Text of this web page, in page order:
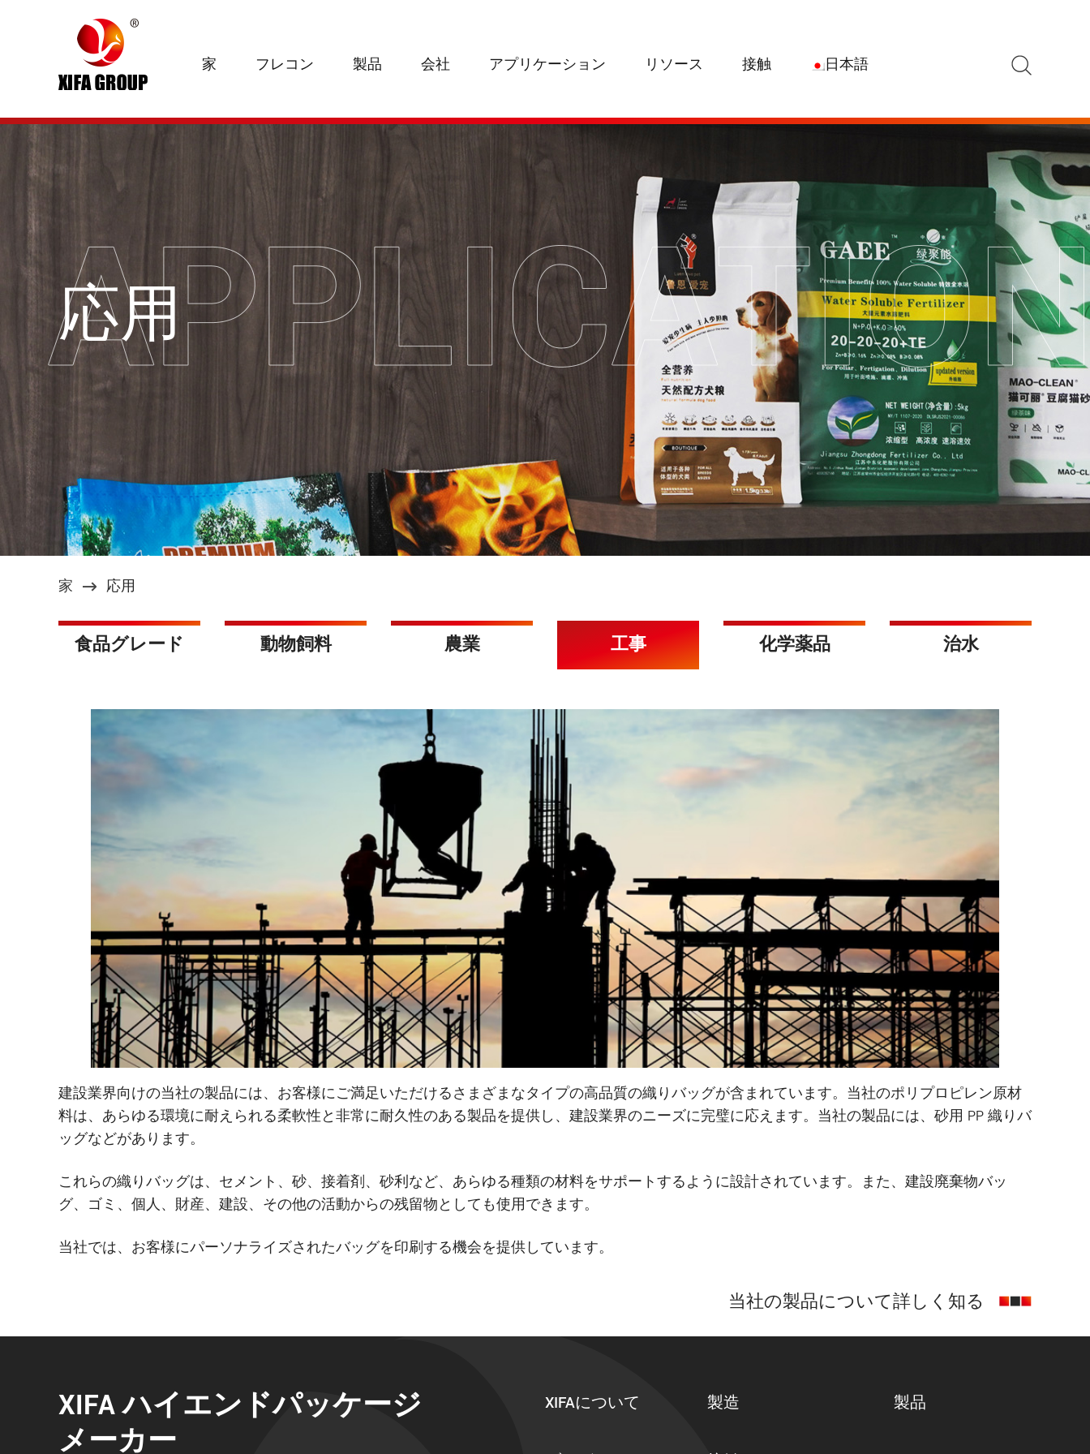
家 フレコン 製品 会社 アプリケーション リソース 接触 日本語
応用
家 応用
食品グレード 動物飼料 農業 工事 化学薬品 治水
建設業界向けの当社の製品には、お客様にご満足いただけるさまざまなタイプの高品質の織りバッグが含まれています。当社のポリプロピレン原材
料は、あらゆる環境に耐えられる柔軟性と非常に耐久性のある製品を提供し、建設業界のニーズに完璧に応えます。当社の製品には、砂用 PP 織りバ
ッグなどがあります。
これらの織りバッグは、セメント、砂、接着剤、砂利など、あらゆる種類の材料をサポートするように設計されています。また、建設廃棄物バッ
グ、ゴミ、個人、財産、建設、その他の活動からの残留物としても使用できます。
当社では、お客様にパーソナライズされたバッグを印刷する機会を提供しています。
当社の製品について詳しく知る
XIFA ハイエンドパッケージ
メーカー
XIFAについて 製造 製品